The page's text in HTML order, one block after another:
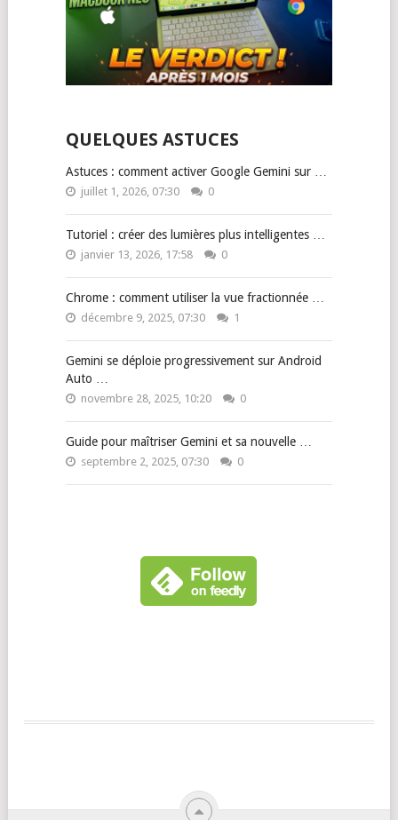
QUELQUES ASTUCES
Astuces : comment activer Google Gemini sur …
juillet 1, 2026, 07:30 0
Tutoriel : créer des lumières plus intelligentes …
janvier 13, 2026, 17:58 0
Chrome : comment utiliser la vue fractionnée …
décembre 9, 2025, 07:30 1
Gemini se déploie progressivement sur Android
Auto …
novembre 28, 2025, 10:20 0
Guide pour maîtriser Gemini et sa nouvelle …
septembre 2, 2025, 07:30 0